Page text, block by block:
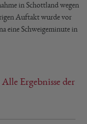
in Schottland wegen
Auftakt wurde vor
eine Schweigeminute in
Ergebnisse der